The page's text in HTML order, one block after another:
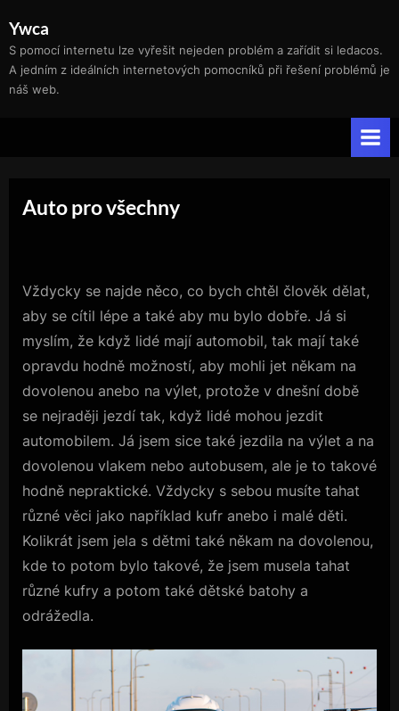
content
Ywca
S pomocí internetu lze vyřešit nejeden problém a zařídit si ledacos.
A jedním z ideálních internetových pomocníků při řešení problémů je
náš web.
Auto pro všechny
Vždycky se najde něco, co bych chtěl člověk dělat,
aby se cítil lépe a také aby mu bylo dobře. Já si
myslím, že když lidé mají automobil, tak mají také
opravdu hodně možností, aby mohli jet někam na
dovolenou anebo na výlet, protože v dnešní době
se nejraději jezdí tak, když lidé mohou jezdit
automobilem. Já jsem sice také jezdila na výlet a na
dovolenou vlakem nebo autobusem, ale je to takové
hodně nepraktické. Vždycky s sebou musíte tahat
různé věci jako například kufr anebo i malé děti.
Kolikrát jsem jela s dětmi také někam na dovolenou,
kde to potom bylo takové, že jsem musela tahat
různé kufry a potom také dětské batohy a
odrážedla.